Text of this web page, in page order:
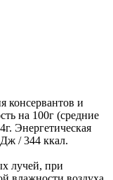
консервантов и
на 100г (средние
Энергетическая
/ 344 ккал.
лучей, при